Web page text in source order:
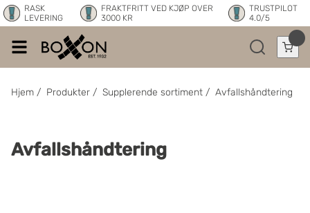
RASK
LEVERING
FRAKTFRITT VED KJØP OVER
3000 KR
TRUSTPILOT
4.0/5
Hjem / Produkter / Supplerende sortiment / Avfallshåndtering
Avfallshåndtering